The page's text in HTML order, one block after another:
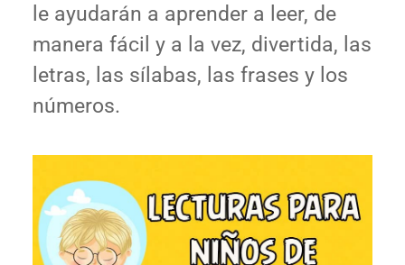
le ayudarán a aprender a leer, de
manera fácil y a la vez, divertida, las
letras, las sílabas, las frases y los
números.